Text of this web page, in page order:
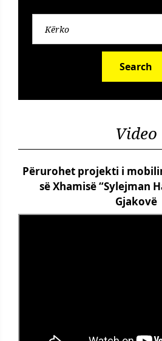
Search
Video
Përurohet projekti i
së Xhamisë “Sylejman
Gjakovë